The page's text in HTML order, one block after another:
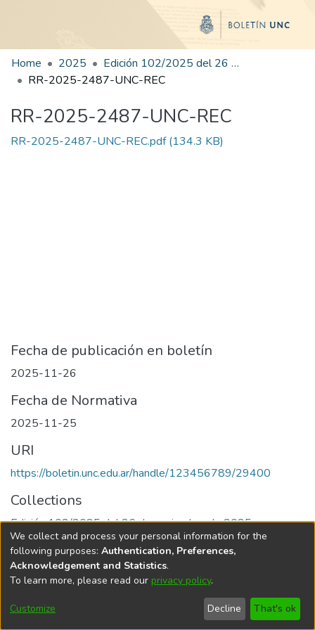
Home 2025
Edición 102/2025 del 26 de noviembre de 2025
RR-2025-2487-UNC-REC
RR-2025-2487-UNC-REC
RR-2025-2487-UNC-REC.pdf(134.3 KB)
Fecha de publicación en boletín
2025-11-26
Fecha de Normativa
2025-11-25
URI
https://boletin.unc.edu.ar/handle/123456789/29400
Collections
Edición 102/2025 del 26 de noviembre de 2025
Universidad Nacional de Córdoba
We collect and process your personal information for the
following purposes: Authentication, Preferences,
Acknowledgement and Statistics.
To learn more, please read our privacy policy.
Customize Decline That's ok